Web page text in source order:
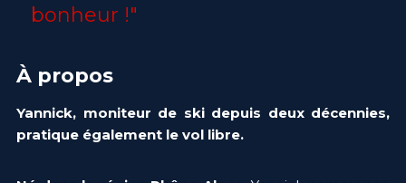
bonheur !"
À propos
Yannick, moniteur de ski depuis deux décennies,
pratique également le vol libre.